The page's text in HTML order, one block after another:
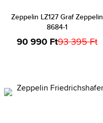
Zeppelin LZ127 Graf Zeppelin
8684-1
90 990 Ft93 395 Ft